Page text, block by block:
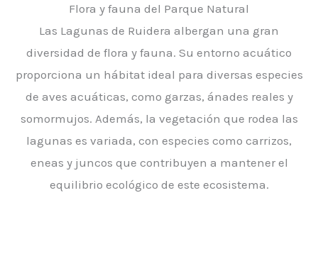
Flora y fauna del Parque Natural
Las Lagunas de Ruidera albergan una gran
diversidad de flora y fauna. Su entorno acuático
proporciona un hábitat ideal para diversas especies
de aves acuáticas, como garzas, ánades reales y
somormujos. Además, la vegetación que rodea las
lagunas es variada, con especies como carrizos,
eneas y juncos que contribuyen a mantener el
equilibrio ecológico de este ecosistema.